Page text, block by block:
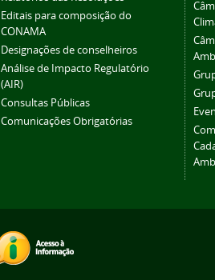
Editais para composição do
CONAMA
Designações de conselheiros
Análise de Impacto Regulatório
(AIR)
Consultas Públicas
Comunicações Obrigatórias